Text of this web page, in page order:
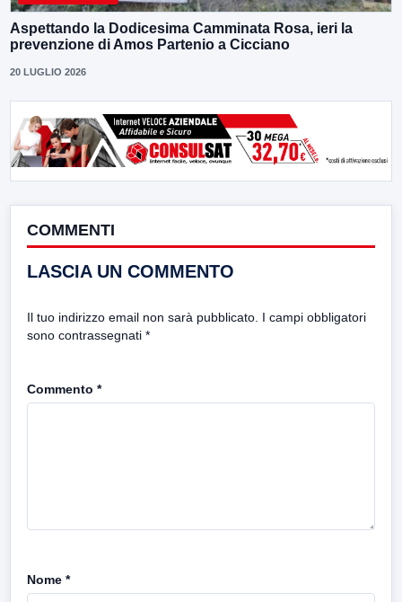
Aspettando la Dodicesima Camminata Rosa, ieri la
prevenzione di Amos Partenio a Cicciano
20 LUGLIO 2026
COMMENTI
LASCIA UN COMMENTO
Il tuo indirizzo email non sarà pubblicato. I campi obbligatori
sono contrassegnati *
Commento *
Nome *